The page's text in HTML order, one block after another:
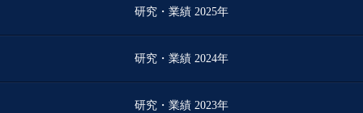
研究・業績 2025年
研究・業績 2024年
研究・業績 2023年